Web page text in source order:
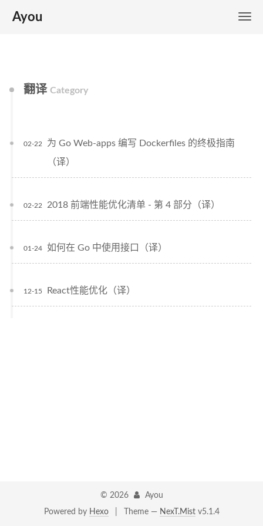
Ayou
翻译 Category
为 Go Web-apps 编写 Dockerfiles 的终极指南
（译）
02-22
2018 前端性能优化清单 - 第 4 部分（译）
02-22
如何在 Go 中使用接口（译）
01-24
React性能优化（译）
12-15
© 2026
Ayou
Powered by Hexo Theme — NexT.Mistv5.1.4